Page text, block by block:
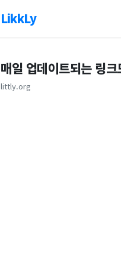
LikkLy
매일 업데이트되는 링
littly.org